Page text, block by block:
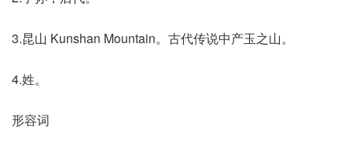
3.昆山 Kunshan Mountain。古代传说中产玉之山。
4.姓。
形容词